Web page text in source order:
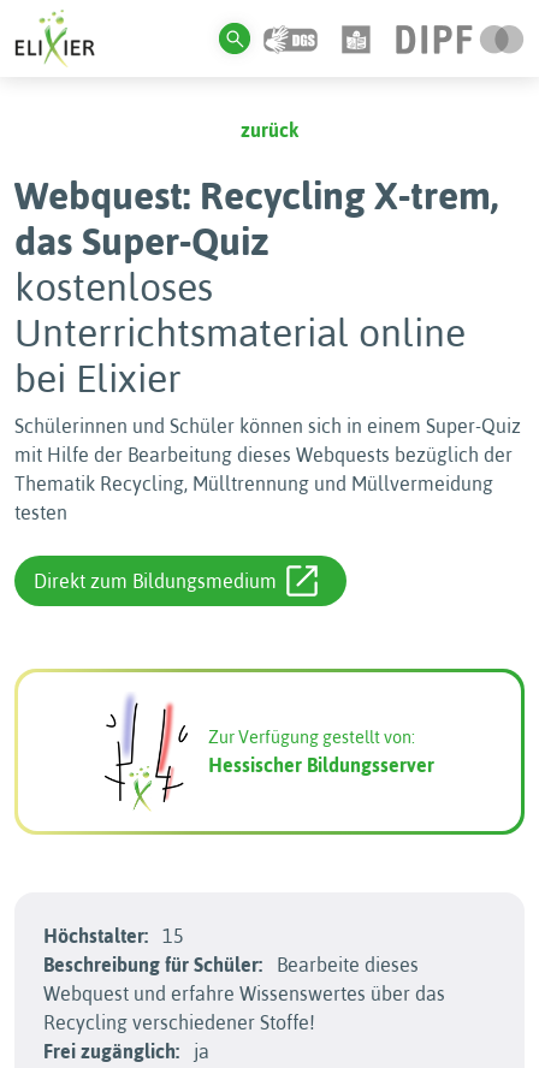
zurück
Webquest: Recycling X-trem,
das Super-Quiz
kostenloses
Unterrichtsmaterial online
bei Elixier
Schülerinnen und Schüler können sich in einem Super-Quiz
mit Hilfe der Bearbeitung dieses Webquests bezüglich der
Thematik Recycling, Mülltrennung und Müllvermeidung
testen
Direkt zum Bildungsmedium
Zur Verfügung gestellt von:
Hessischer Bildungsserver
Höchstalter:
15
Beschreibung für Schüler:
Bearbeite dieses
Webquest und erfahre Wissenswertes über das
Recycling verschiedener Stoffe!
Frei zugänglich:
ja